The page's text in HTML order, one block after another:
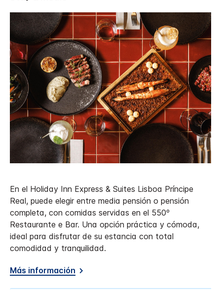
En el Holiday Inn Express & Suites Lisboa Príncipe
Real, puede elegir entre media pensión o pensión
completa, con comidas servidas en el 550º
Restaurante e Bar. Una opción práctica y cómoda,
ideal para disfrutar de su estancia con total
comodidad y tranquilidad.
Más información